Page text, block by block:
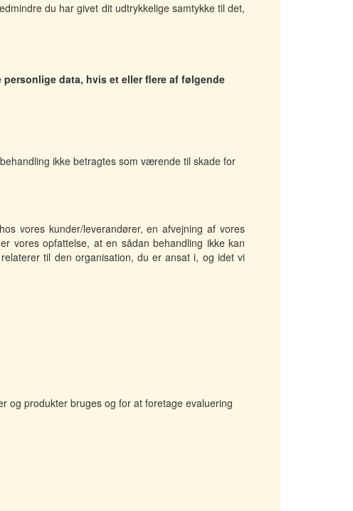
du har givet dit udtrykkelige samtykke til det,
data, hvis et eller flere af følgende
ikke betragtes som værende til skade for
vores kunder/leverandører, en afvejning af vores
vores opfattelse, at en sådan behandling ikke kan
til den organisation, du er ansat i, og idet vi
og produkter bruges og for at foretage evaluering